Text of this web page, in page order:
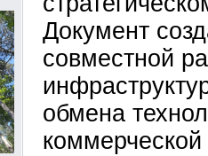
Документ
совместной
обмена
коммерческой